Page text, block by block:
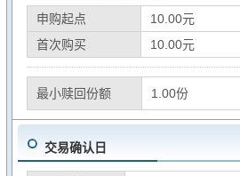
申购起点
10.00元
首次购买
10.00元
最小赎回份额 1.00份
交易确认日